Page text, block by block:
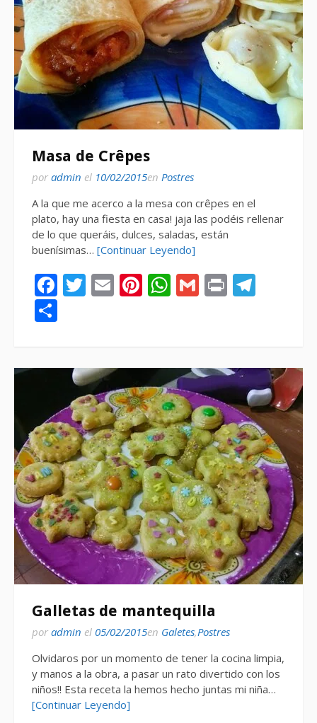
Masa de Crêpes
por admin el 10/02/2015en Postres
A la que me acerco a la mesa con crêpes en el
plato, hay una fiesta en casa! jaja las podéis rellenar
de lo que queráis, dulces, saladas, están
buenísimas… [Continuar Leyendo]
Facebook
Twitter
EmailPinterest
WhatsApp
Gmail
Print
Galletas de mantequilla
por admin el 05/02/2015en Galetes,Postres
Olvidaros por un momento de tener la cocina limpia,
y manos a la obra, a pasar un rato divertido con los
niños!! Esta receta la hemos hecho juntas mi niña…
[Continuar Leyendo]